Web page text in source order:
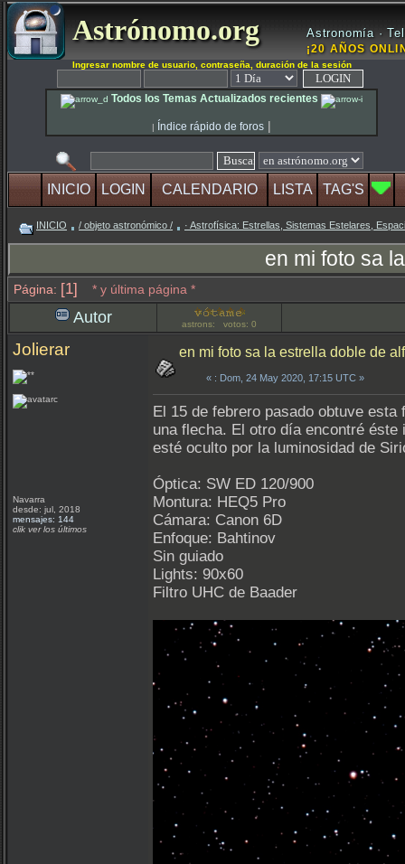
Astrónomo.org Astronomía ·
¡20 AÑOS
Ingresar nombre de usuario, contraseña, duración de la sesión
Todos los Temas Actualizados recientes
| Índice rápido de foros |
INICIO LOGIN CALENDARIO LISTA TAG'S
INICIO / objeto astronómico / · Astrofísica: Estrellas, Sistemas Estelares,
en mi foto sa
Página: [1] * y última página *
Autor astrons: votos: 0
Jolierar
Navarra
desde: jul, 2018
mensajes: 144
clik ver los últimos
en mi foto sa la estrella doble de
« : Dom, 24 May 2020, 17:15 UTC »
El 15 de febrero pasado obtuve
una flecha. El otro día encontré
esté oculto por la luminosidad de
Óptica: SW ED 120/900
Montura: HEQ5 Pro
Cámara: Canon 6D
Enfoque: Bahtinov
Sin guiado
Lights: 90x60
Filtro UHC de Baader